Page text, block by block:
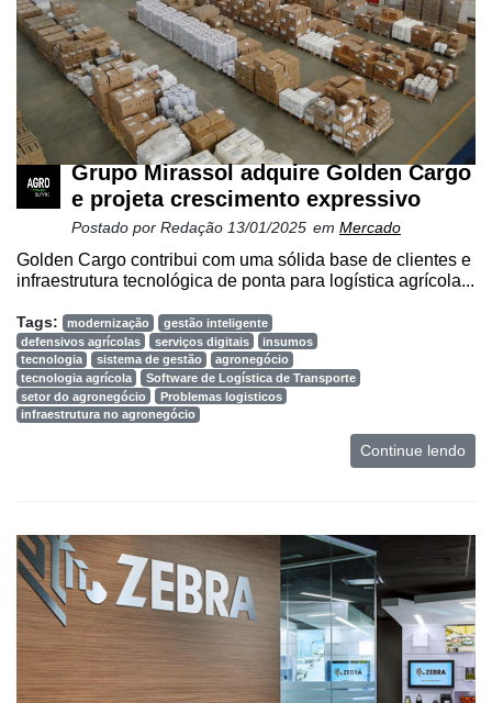
e
Análise
Commerce
Informatização
da
Agricultura
Vertical
Software
Empresarial
Tecnologia
para
Recursos
Hídricos
Néctar
Tecprime
Agro
Lean
Way
Grupo Mirassol adquire Golden Cargo
e projeta crescimento expressivo
Postado por Redação 13/01/2025 em Mercado
Golden Cargo contribui com uma sólida base de clientes e
infraestrutura tecnológica de ponta para logística agrícola...
Tags: modernização
gestão inteligente
defensivos agrícolas
serviços digitais
insumos
tecnologia
sistema de gestão
agronegócio
tecnologia agrícola
Software de Logística de Transporte
setor do agronegócio
Problemas logisticos
infraestrutura no agronegócio
Continue lendo